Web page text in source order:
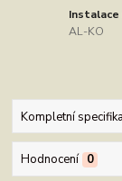
AL-KO
Kompletní
Hodnocení 0